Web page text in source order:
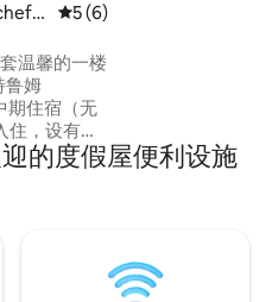
平均评分 5 分（满分 5 分）
5 (6)
温馨的一楼
鲁姆
期住宿（无
住，设有厨
间和私人阳
、烤箱、微
West
Bult）区仅
的度假屋便利设施